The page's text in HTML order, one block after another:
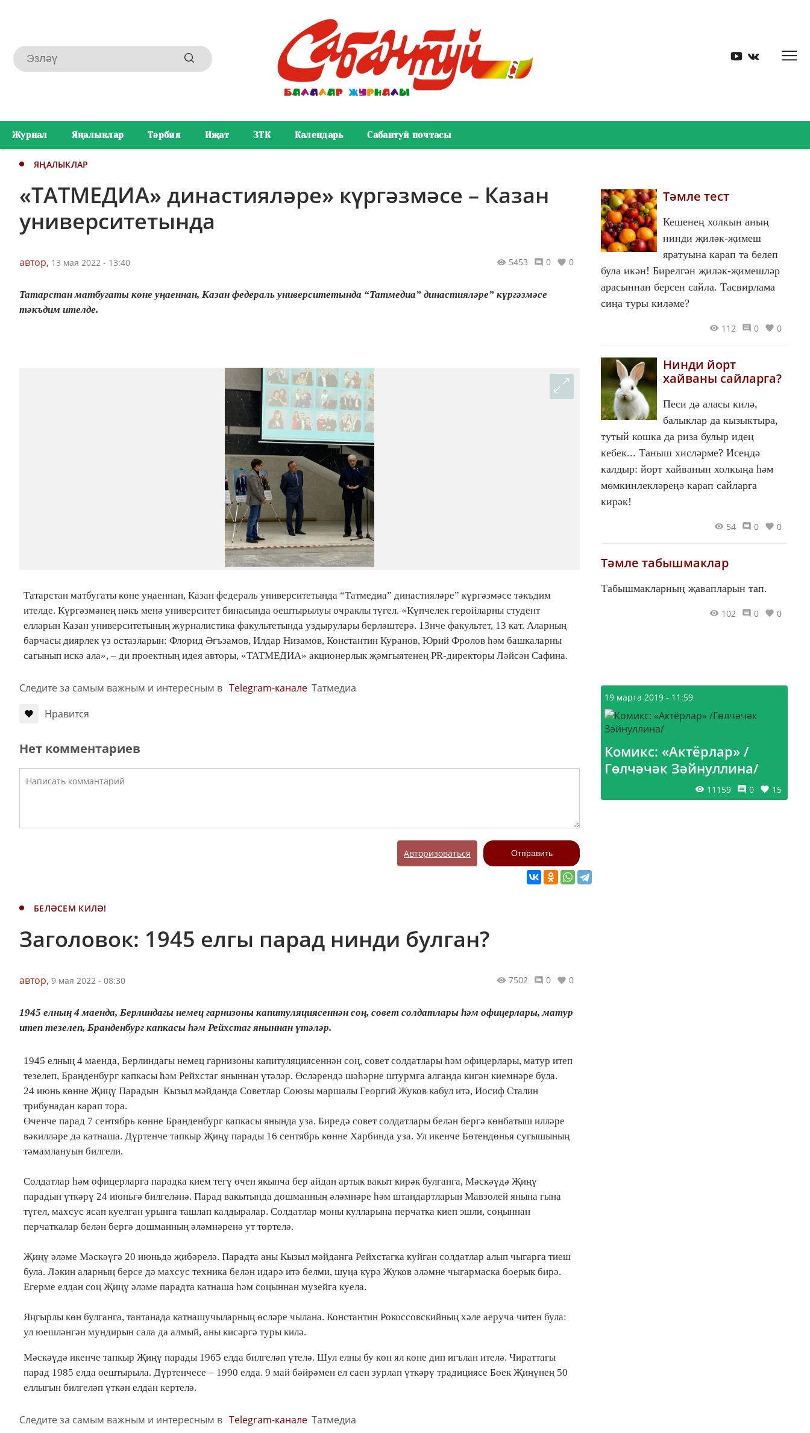
Журнал Яңалыклар Тәрбия Иҗат ЗТК Календарь Сабантуй почтасы
ЯҢАЛЫКЛАР
«ТАТМЕДИА» династияләре» күргәзмәсе – Казан
университетында
автор, 13 мая 2022 - 13:40 5453 0 0
Татарстан матбугаты көне уңаеннан, Казан федераль университетында “Татмедиа” династияләре” күргәзмәсе
тәкъдим ителде.
Татарстан матбугаты көне уңаеннан, Казан федераль университетында “Татмедиа” династияләре” күргәзмәсе тәкъдим
ителде. Күргәзмәнең нәкъ менә университет бинасында оештырылуы очраклы түгел. «Күпчелек геройларны студент
елларын Казан университетының журналистика факультетында уздырулары берләштерә. 13нче факультет, 13 кат. Аларның
барчасы диярлек үз остазларын: Флорид Әгъзамов, Илдар Низамов, Константин Куранов, Юрий Фролов һәм башкаларны
сагынып искә ала», – ди проектның идея авторы, «ТАТМЕДИА» акционерлык җәмгыятенең PR-директоры Ләйсән Сафина.
Следите за самым важным и интересным в Telegram-канале Татмедиа
Нравится
Нет комментариев
Авторизоваться Отправить
БЕЛӘСЕМ КИЛӘ!
Заголовок: 1945 елгы парад нинди булган?
автор, 9 мая 2022 - 08:30 7502 0 0
1945 елның 4 маенда, Берлиндагы немец гарнизоны капитуляциясеннән соң, совет солдатлары һәм офицерлары, матур
итеп тезелеп, Бранденбург капкасы һәм Рейхстаг яныннан үтәләр.
1945 елның 4 маенда, Берлиндагы немец гарнизоны капитуляциясеннән соң, совет солдатлары һәм офицерлары, матур итеп
тезелеп, Бранденбург капкасы һәм Рейхстаг яныннан үтәләр. Өсләрендә шәһәрне штурмга алганда кигән киемнәре була.
24 июнь көнне Җиңү Парадын Кызыл мәйданда Советлар Союзы маршалы Георгий Жуков кабул итә, Иосиф Сталин
трибунадан карап тора.
Өченче парад 7 сентябрь көнне Бранденбург капкасы янында уза. Биредә совет солдатлары белән бергә көнбатыш илләре
вәкилләре дә катнаша. Дүртенче тапкыр Җиңү парады 16 сентябрь көнне Харбинда уза. Ул икенче Бөтендөнья сугышының
тәмамлануын билгели.
Солдатлар һәм офицерларга парадка кием тегү өчен якынча бер айдан артык вакыт кирәк булганга, Мәскәүдә Җиңү
парадын үткәрү 24 июньгә билгеләнә. Парад вакытында дошманның әләмнәре һәм штандартларын Мавзолей янына гына
түгел, махсус ясап куелган урынга ташлап калдыралар. Солдатлар моны кулларына перчатка киеп эшли, соңыннан
перчаткалар белән бергә дошманның әләмнәренә ут төртелә.
Җиңү әләме Мәскәүгә 20 июньдә җибәрелә. Парадта аны Кызыл мәйданга Рейхстагка куйган солдатлар алып чыгарга тиеш
була. Ләкин аларның берсе дә махсус техника белән идарә итә белми, шуңа күрә Жуков әләмне чыгармаска боерык бирә.
Егерме елдан соң Җиңү әләме парадта катнаша һәм соңыннан музейга куела.
Яңгырлы көн булганга, тантанада катнашучыларның өсләре чылана. Константин Рокоссовскийның хәле аеруча читен була:
ул юешләнгән мундирын сала да алмый, аны кисәргә туры килә.
Мәскәүдә икенче тапкыр Җиңү парады 1965 елда билгеләп үтелә. Шул елны бу көн ял көне дип игълан ителә. Чираттагы
парад 1985 елда оештырыла. Дүртенчесе – 1990 елда. 9 май бәйрәмен ел саен зурлап үткәрү традициясе Бөек Җиңүнең 50
еллыгын билгеләп үткән елдан кертелә.
Следите за самым важным и интересным в Telegram-канале Татмедиа
Тәмле тест
Кешенең холкын аның
нинди җиләк-җимеш
яратуына карап та белеп
була икән! Бирелгән җиләк-җимешләр
арасыннан берсен сайла. Тасвирлама
сиңа туры киләме?
112 0 0
Нинди йорт
хайваны сайларга?
Песи дә аласы килә,
балыклар да кызыктыра,
тутый кошка да риза булыр идең
кебек... Таныш хисләрме? Исеңдә
калдыр: йорт хайванын холкыңа һәм
мөмкинлекләреңә карап сайларга
кирәк!
54 0 0
Тәмле табышмаклар
Табышмакларның җавапларын тап.
102 0 0
19 марта 2019 - 11:59
Комикс: «Актёрлар» /
Гөлчәчәк Зәйнуллина/
11159 0 15